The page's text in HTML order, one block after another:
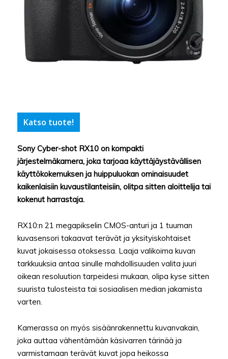
Katso tuote!
Sony Cyber-shot RX10 on kompakti
järjestelmäkamera, joka tarjoaa käyttäjäystävällisen
käyttökokemuksen ja huippuluokan ominaisuudet
kaikenlaisiin kuvaustilanteisiin, olitpa sitten aloittelija tai
kokenut harrastaja.
RX10:n 21 megapikselin CMOS-anturi ja 1 tuuman
kuvasensori takaavat terävät ja yksityiskohtaiset
kuvat jokaisessa otoksessa. Laaja valikoima kuvan
tarkkuuksia antaa sinulle mahdollisuuden valita juuri
oikean resoluution tarpeidesi mukaan, olipa kyse sitten
suurista tulosteista tai sosiaalisen median jakamista
varten.
Kamerassa on myös sisäänrakennettu kuvanvakain,
joka auttaa vähentämään käsivarren tärinää ja
varmistamaan terävät kuvat jopa heikossa